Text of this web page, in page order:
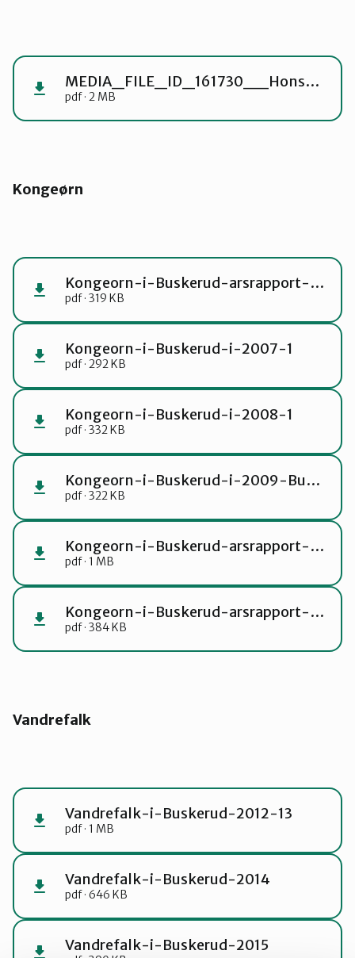
MEDIA_FILE_ID_161730__Honsehauk-kartlegging-2020-NIB
pdf · 2 MB
Kongeørn
Kongeorn-i-Buskerud-arsrapport-2017-19-1
pdf · 319 KB
Kongeorn-i-Buskerud-i-2007-1
pdf · 292 KB
Kongeorn-i-Buskerud-i-2008-1
pdf · 332 KB
Kongeorn-i-Buskerud-i-2009-Buskskvetten-endelig-1
pdf · 322 KB
Kongeorn-i-Buskerud-arsrapport-2012-2014-2-1
pdf · 1 MB
Kongeorn-i-Buskerud-arsrapport-2015-16-1
pdf · 384 KB
Vandrefalk
Vandrefalk-i-Buskerud-2012-13
pdf · 1 MB
Vandrefalk-i-Buskerud-2014
pdf · 646 KB
Vandrefalk-i-Buskerud-2015